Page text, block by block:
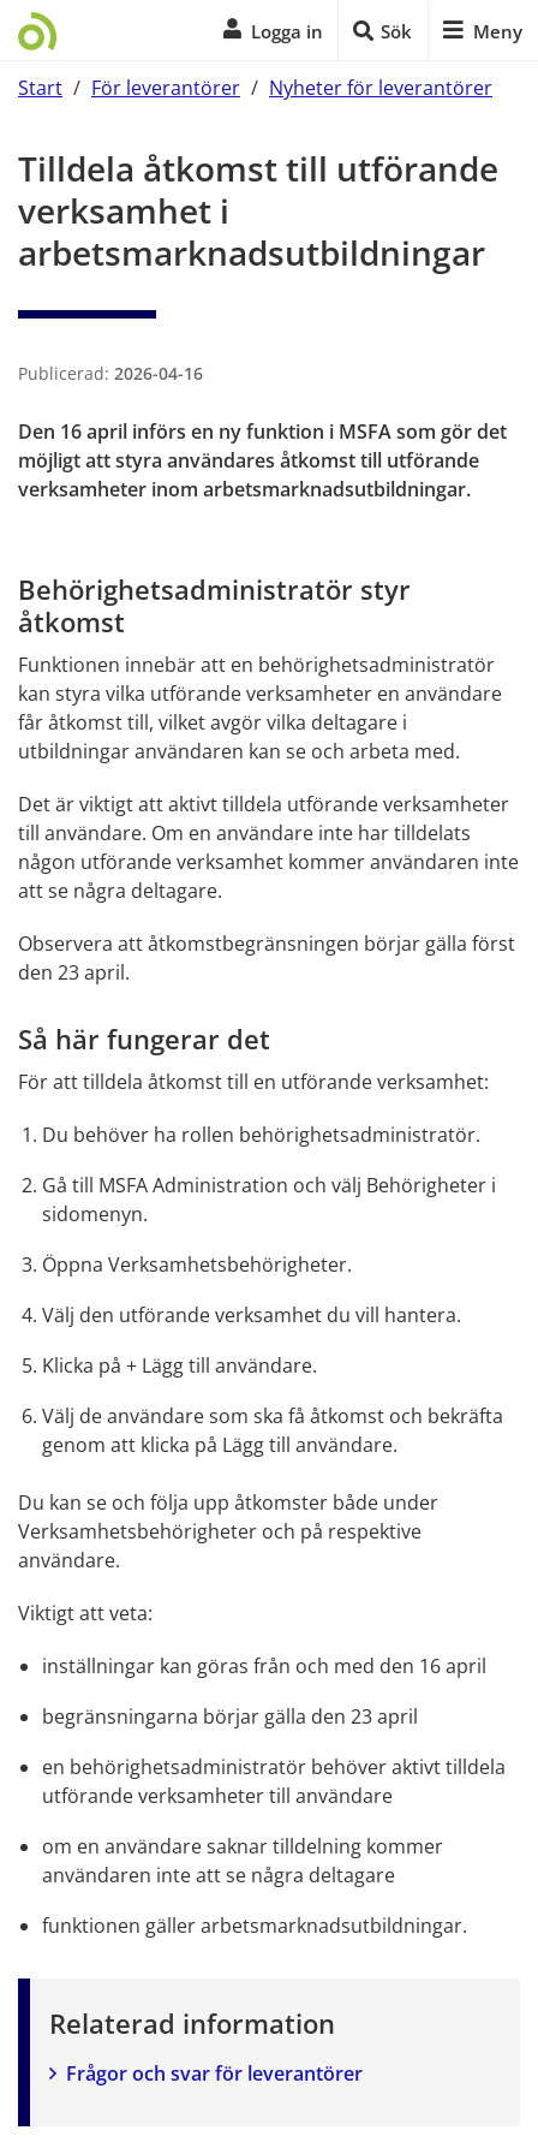
Logga in Sök Meny
Start / För leverantörer / Nyheter för leverantörer
Tilldela åtkomst till utförande
verksamhet i
arbetsmarknadsutbildningar
Publicerad: 2026-04-16
Den 16 april införs en ny funktion i MSFA som gör det
möjligt att styra användares åtkomst till utförande
verksamheter inom arbetsmarknadsutbildningar.
Behörighetsadministratör styr
åtkomst
Funktionen innebär att en behörighetsadministratör
kan styra vilka utförande verksamheter en användare
får åtkomst till, vilket avgör vilka deltagare i
utbildningar användaren kan se och arbeta med.
Det är viktigt att aktivt tilldela utförande verksamheter
till användare. Om en användare inte har tilldelats
någon utförande verksamhet kommer användaren inte
att se några deltagare.
Observera att åtkomstbegränsningen börjar gälla först
den 23 april.
Så här fungerar det
För att tilldela åtkomst till en utförande verksamhet:
Du behöver ha rollen behörighetsadministratör.
Gå till MSFA Administration och välj Behörigheter i
sidomenyn.
Öppna Verksamhetsbehörigheter.
Välj den utförande verksamhet du vill hantera.
Klicka på + Lägg till användare.
Välj de användare som ska få åtkomst och bekräfta
genom att klicka på Lägg till användare.
Du kan se och följa upp åtkomster både under
Verksamhetsbehörigheter och på respektive
användare.
Viktigt att veta:
inställningar kan göras från och med den 16 april
begränsningarna börjar gälla den 23 april
en behörighetsadministratör behöver aktivt tilldela
utförande verksamheter till användare
om en användare saknar tilldelning kommer
användaren inte att se några deltagare
funktionen gäller arbetsmarknadsutbildningar.
Relaterad information
Frågor och svar för leverantörer